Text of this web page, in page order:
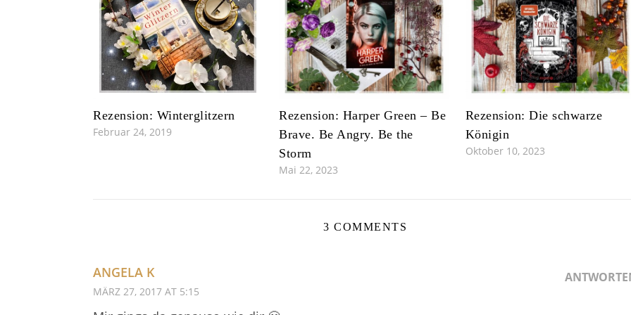
Rezension: Winterglitzern
Februar 24, 2019
Rezension: Harper Green – Be
Brave. Be Angry. Be the
Storm
Mai 22, 2023
Rezension: Die schwarze
Königin
Oktober 10, 2023
3 COMMENTS
ANGELA K
MÄRZ 27, 2017 AT 5:15